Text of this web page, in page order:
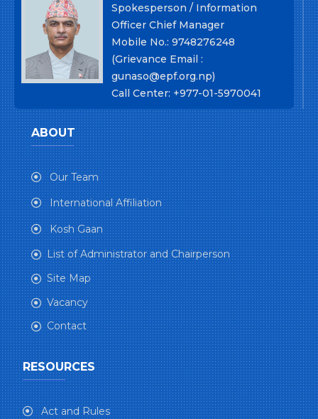
Spokesperson / Information
Officer Chief Manager
Mobile No.: 9748276248
(Grievance Email :
gunaso@epf.org.np)
Call Center: +977-01-5970041
ABOUT
Our Team
International Affiliation
Kosh Gaan
List of Administrator and Chairperson
Site Map
Vacancy
Contact
RESOURCES
Act and Rules